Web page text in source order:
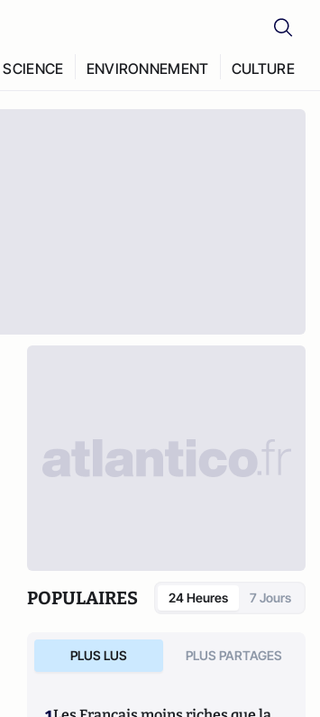
SCIENCE ENVIRONNEMENT CULTURE
POPULAIRES 24 Heures 7 Jours
PLUS LUS PLUS PARTAGES